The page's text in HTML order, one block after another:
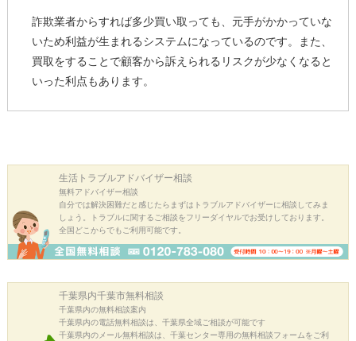
詐欺業者からすれば多少買い取っても、元手がかかっていな
いため利益が生まれるシステムになっているのです。また、
買取をすることで顧客から訴えられるリスクが少なくなると
いった利点もあります。
生活トラブルアドバイザー相談
無料アドバイザー相談
自分では解決困難だと感じたらまずはトラブルアドバイザーに相談してみま
しょう。トラブルに関するご相談をフリーダイヤルでお受けしております。
全国どこからでもご利用可能です。
千葉県内千葉市無料相談
千葉県内の無料相談案内
千葉県内の電話無料相談は、千葉県全域ご相談が可能です
千葉県内のメール無料相談は、千葉センター専用の無料相談フォームをご利